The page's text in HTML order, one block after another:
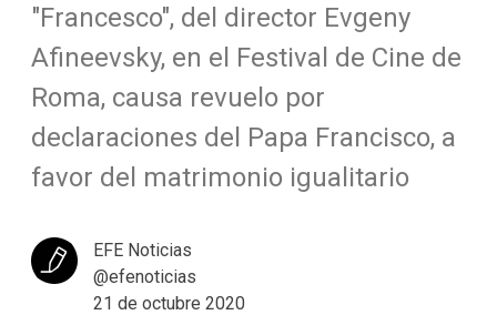
"Francesco", del director Evgeny
Afineevsky, en el Festival de Cine de
Roma, causa revuelo por
declaraciones del Papa Francisco, a
favor del matrimonio igualitario
EFE Noticias
@efenoticias
21 de octubre 2020